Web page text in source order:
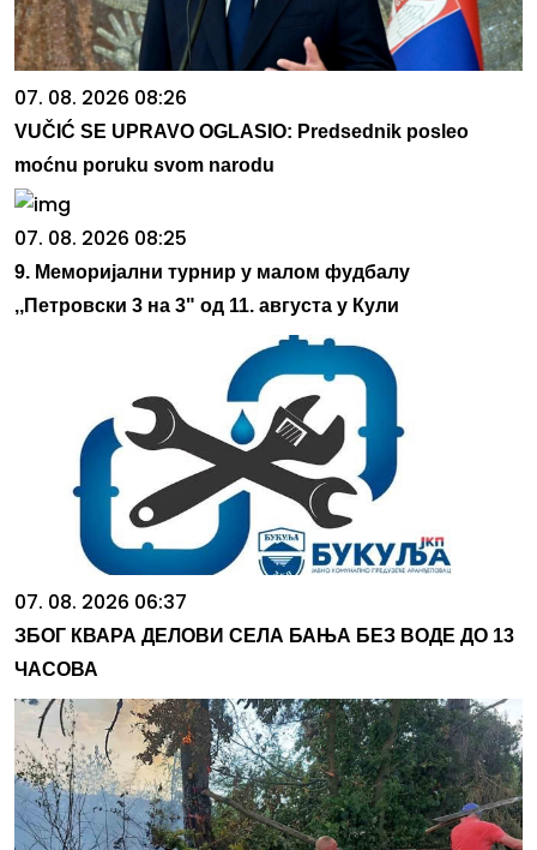
07. 08. 2026 08:26
VUČIĆ SE UPRAVO OGLASIO: Predsednik posleo
moćnu poruku svom narodu
07. 08. 2026 08:25
9. Меморијални турнир у малом фудбалу
,,Петровски 3 на 3" од 11. августа у Кули
07. 08. 2026 06:37
ЗБОГ КВАРА ДЕЛОВИ СЕЛА БАЊА БЕЗ ВОДЕ ДО 13
ЧАСОВА